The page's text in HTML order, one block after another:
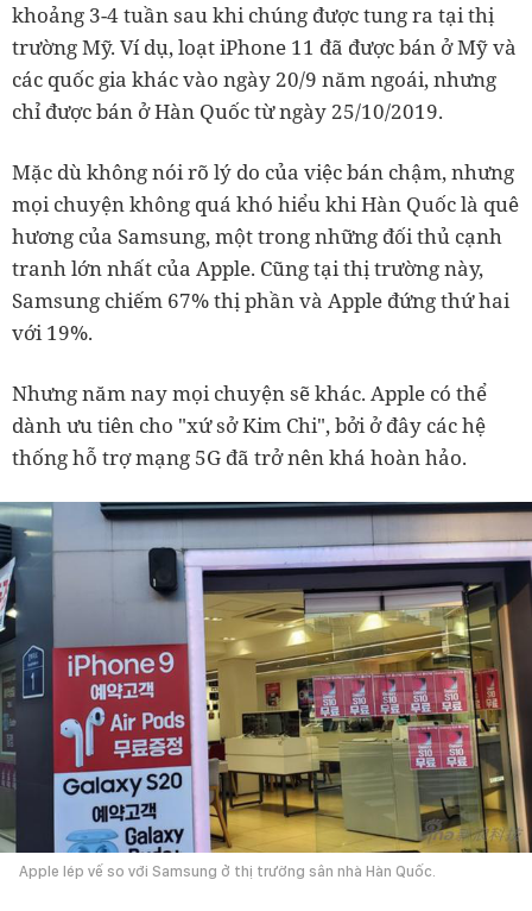
khoảng 3-4 tuần sau khi chúng được tung ra tại thị
trường Mỹ. Ví dụ, loạt iPhone 11 đã được bán ở Mỹ và
các quốc gia khác vào ngày 20/9 năm ngoái, nhưng
chỉ được bán ở Hàn Quốc từ ngày 25/10/2019.
Mặc dù không nói rõ lý do của việc bán chậm, nhưng
mọi chuyện không quá khó hiểu khi Hàn Quốc là quê
hương của Samsung, một trong những đối thủ cạnh
tranh lớn nhất của Apple. Cũng tại thị trường này,
Samsung chiếm 67% thị phần và Apple đứng thứ hai
với 19%.
Nhưng năm nay mọi chuyện sẽ khác. Apple có thể
dành ưu tiên cho "xứ sở Kim Chi", bởi ở đây các hệ
thống hỗ trợ mạng 5G đã trở nên khá hoàn hảo.
Apple lép vế so với Samsung ở thị trường sân nhà Hàn Quốc.